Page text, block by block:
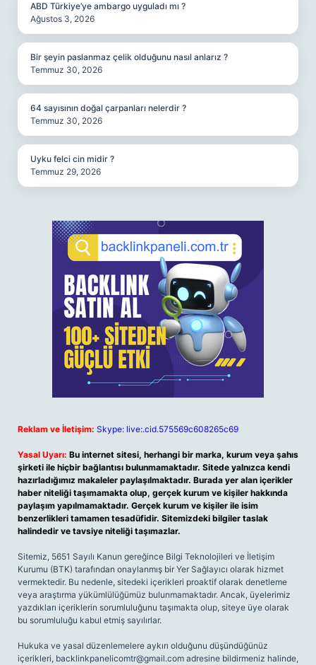
ABD Türkiye’ye ambargo uyguladı mı ?
Ağustos 3, 2026
Bir şeyin paslanmaz çelik olduğunu nasıl anlarız ?
Temmuz 30, 2026
64 sayısının doğal çarpanları nelerdir ?
Temmuz 30, 2026
Uyku felci cin midir ?
Temmuz 29, 2026
Reklam ve İletişim: Skype: live:.cid.575569c608265c69
Yasal Uyarı: Bu internet sitesi, herhangi bir marka, kurum veya şahıs
şirketi ile hiçbir bağlantısı bulunmamaktadır. Sitede yalnızca kendi
hazırladığımız makaleler paylaşılmaktadır. Burada yer alan içerikler
haber niteliği taşımamakta olup, gerçek kurum ve kişiler hakkında
paylaşım yapılmamaktadır. Gerçek kurum ve kişiler ile isim
benzerlikleri tamamen tesadüfidir. Sitemizdeki bilgiler taslak
halindedir ve tavsiye niteliği taşımazlar.
Sitemiz, 5651 Sayılı Kanun gereğince Bilgi Teknolojileri ve İletişim
Kurumu (BTK) tarafından onaylanmış bir Yer Sağlayıcı olarak hizmet
vermektedir. Bu nedenle, sitedeki içerikleri proaktif olarak denetleme
veya araştırma yükümlülüğümüz bulunmamaktadır. Ancak, üyelerimiz
yazdıkları içeriklerin sorumluluğunu taşımakta olup, siteye üye olarak
bu sorumluluğu kabul etmiş sayılırlar.
Hukuka ve yasal düzenlemelere aykırı olduğunu düşündüğünüz
içerikleri, backlinkpanelicomtr@gmail.com adresine bildirmeniz halinde,